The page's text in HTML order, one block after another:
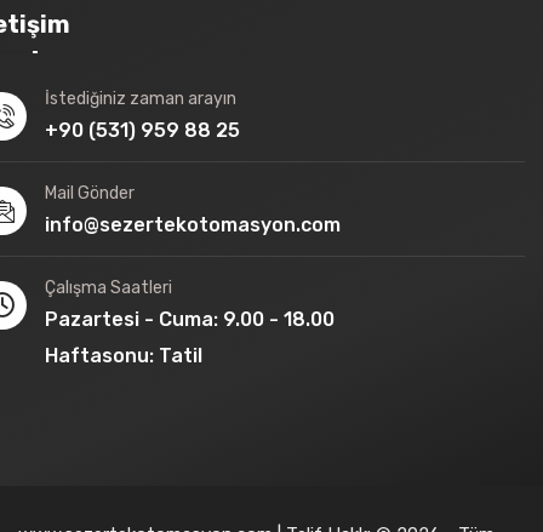
İstediğiniz zaman arayın
+90 (531) 959 88 25
Mail Gönder
info@sezertekotomasyon.com
Çalışma Saatleri
Pazartesi - Cuma: 9.00 - 18.00
Haftasonu: Tatil